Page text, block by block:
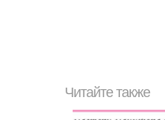
Читайте также